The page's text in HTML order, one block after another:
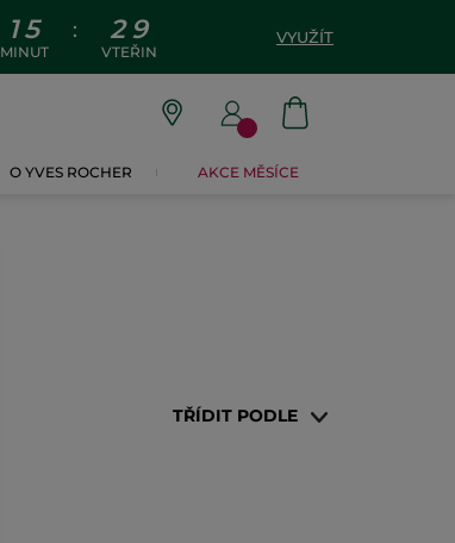
1 5
MINUT
: 2 9
VTEŘIN
VYUŽÍT
O YVES ROCHER AKCE MĚSÍCE
TŘÍDIT PODLE